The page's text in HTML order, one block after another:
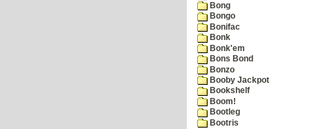
Bong
Bongo
Bonifac
Bonk
Bonk'em
Bons Bond
Bonzo
Booby Jackpot
Bookshelf
Boom!
Bootleg
Bootris